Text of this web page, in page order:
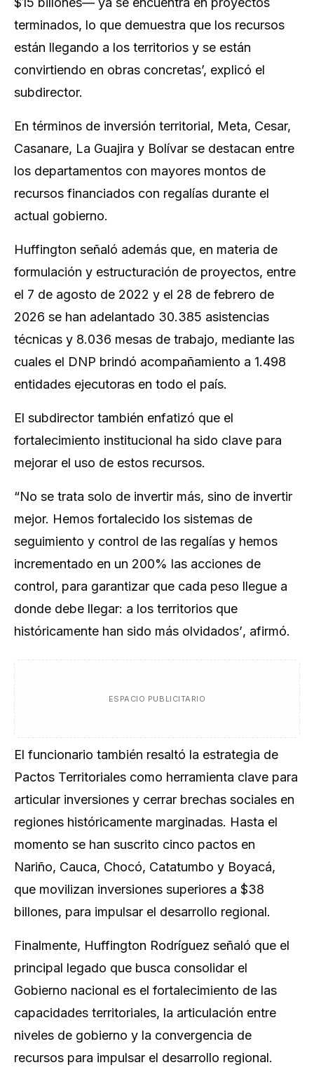
terminados, lo que demuestra que los recursos
están llegando a los territorios y se están
convirtiendo en obras concretas’, explicó el
subdirector.
En términos de inversión territorial, Meta, Cesar,
Casanare, La Guajira y Bolívar se destacan entre
los departamentos con mayores montos de
recursos financiados con regalías durante el
actual gobierno.
Huffington señaló además que, en materia de
formulación y estructuración de proyectos, entre
el 7 de agosto de 2022 y el 28 de febrero de
2026 se han adelantado 30.385 asistencias
técnicas y 8.036 mesas de trabajo, mediante las
cuales el DNP brindó acompañamiento a 1.498
entidades ejecutoras en todo el país.
El subdirector también enfatizó que el
fortalecimiento institucional ha sido clave para
mejorar el uso de estos recursos.
“No se trata solo de invertir más, sino de invertir
mejor. Hemos fortalecido los sistemas de
seguimiento y control de las regalías y hemos
incrementado en un 200% las acciones de
control, para garantizar que cada peso llegue a
donde debe llegar: a los territorios que
históricamente han sido más olvidados’, afirmó.
ESPACIO PUBLICITARIO
El funcionario también resaltó la estrategia de
Pactos Territoriales como herramienta clave para
articular inversiones y cerrar brechas sociales en
regiones históricamente marginadas. Hasta el
momento se han suscrito cinco pactos en
Nariño, Cauca, Chocó, Catatumbo y Boyacá,
que movilizan inversiones superiores a $38
billones, para impulsar el desarrollo regional.
Finalmente, Huffington Rodríguez señaló que el
principal legado que busca consolidar el
Gobierno nacional es el fortalecimiento de las
capacidades territoriales, la articulación entre
niveles de gobierno y la convergencia de
recursos para impulsar el desarrollo regional.